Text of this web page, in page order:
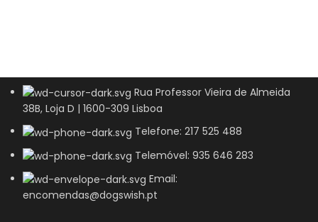
Rua Professor Vieira de Almeida
38B, Loja D | 1600-309 Lisboa
Telefone: 217 525 488
Telemóvel: 935 646 283
Email:
encomendas@dogswish.pt